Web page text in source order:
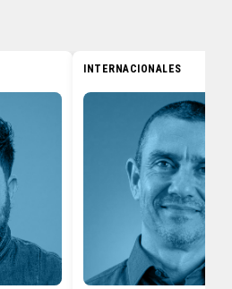
INTERNACIONALES